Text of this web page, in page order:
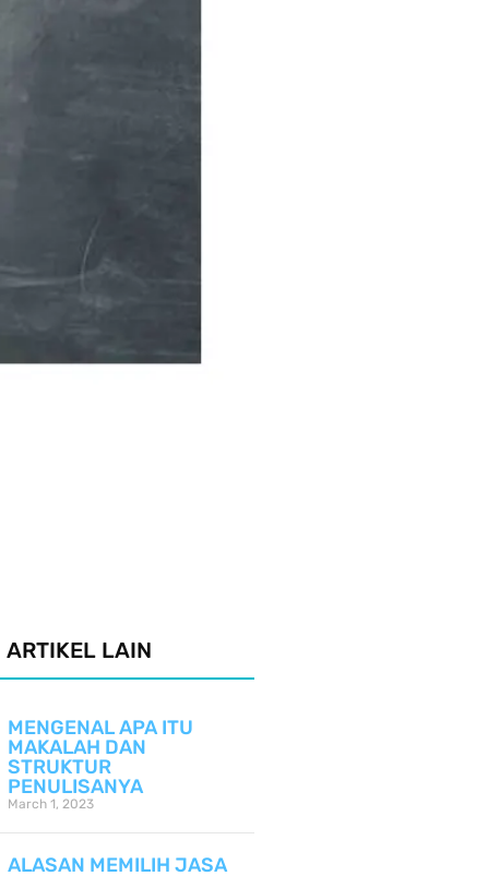
ARTIKEL LAIN
MENGENAL APA ITU
MAKALAH DAN
STRUKTUR
PENULISANYA
March 1, 2023
ALASAN MEMILIH JASA